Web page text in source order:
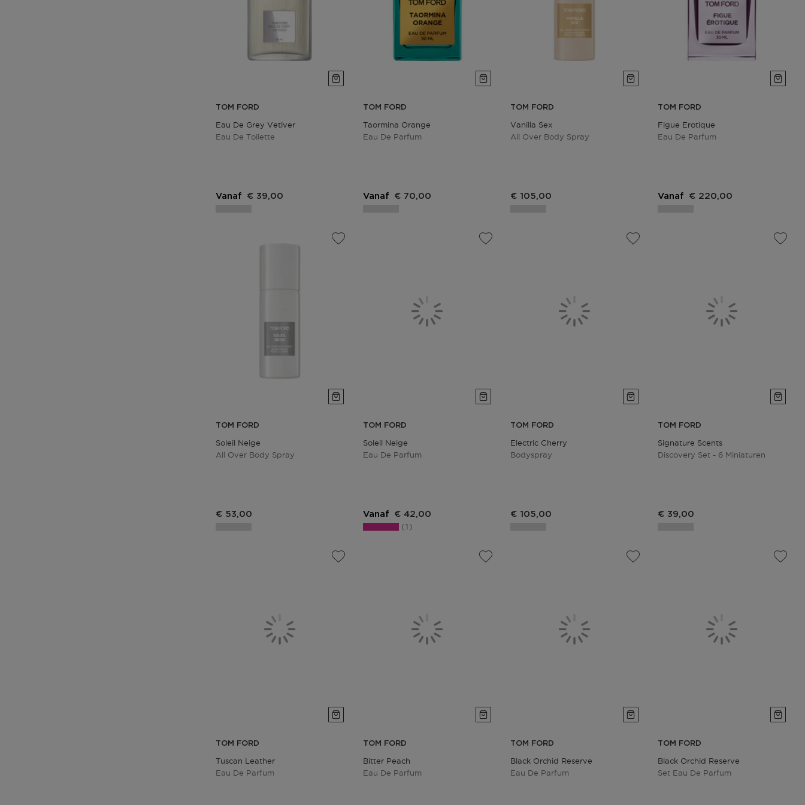
TOM FORD
Eau De Grey Vetiver
Eau De Toilette
Vanaf € 39,00
TOM FORD
Taormina Orange
Eau De Parfum
Vanaf € 70,00
TOM FORD
Vanilla Sex
All Over Body Spray
€ 105,00
TOM FORD
Figue Erotique
Eau De Parfum
Vanaf € 220,00
TOM FORD
Soleil Neige
All Over Body Spray
€ 53,00
TOM FORD
Soleil Neige
Eau De Parfum
Vanaf € 42,00
1
TOM FORD
Electric Cherry
Bodyspray
€ 105,00
TOM FORD
Signature Scents
Discovery Set - 6 Miniaturen
€ 39,00
TOM FORD
Tuscan Leather
Eau De Parfum
TOM FORD
Bitter Peach
Eau De Parfum
TOM FORD
Black Orchid Reserve
Eau De Parfum
TOM FORD
Black Orchid Reserve
Set Eau De Parfum